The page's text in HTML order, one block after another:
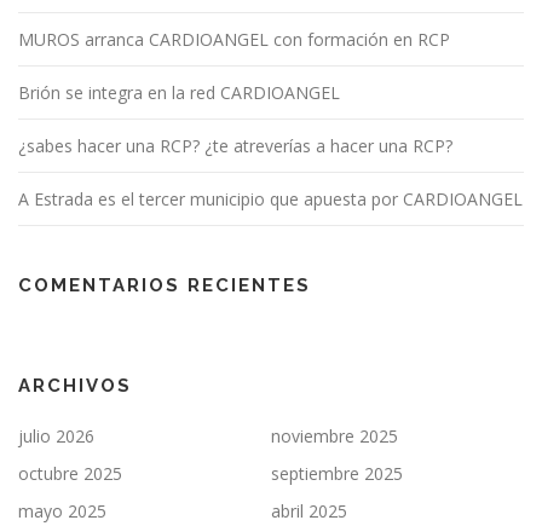
MUROS arranca CARDIOANGEL con formación en RCP
Brión se integra en la red CARDIOANGEL
¿sabes hacer una RCP? ¿te atreverías a hacer una RCP?
A Estrada es el tercer municipio que apuesta por CARDIOANGEL
COMENTARIOS RECIENTES
ARCHIVOS
julio 2026
noviembre 2025
octubre 2025
septiembre 2025
mayo 2025
abril 2025